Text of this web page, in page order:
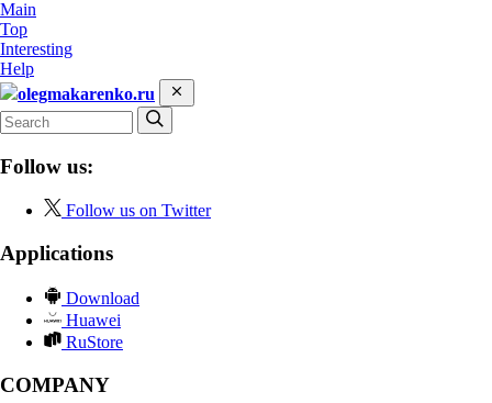
Main
Top
Interesting
Help
olegmakarenko.ru
Follow us:
Follow us on Twitter
Applications
Download
Huawei
RuStore
COMPANY